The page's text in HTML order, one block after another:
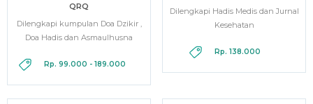
QRQ
Dilengkapi kumpulan Doa Dzikir ,
Doa Hadis dan Asmaulhusna
Rp. 99.000 - 189.000
Dilengkapi Hadis Medis dan Jurnal
Kesehatan
Rp. 138.000